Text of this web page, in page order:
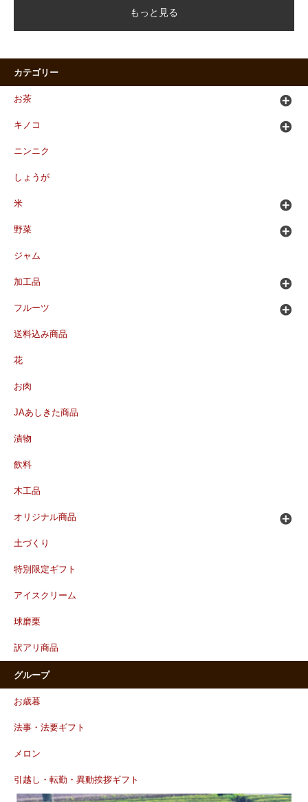
もっと見る
カテゴリー
お茶
キノコ
ニンニク
しょうが
米
野菜
ジャム
加工品
フルーツ
送料込み商品
花
お肉
JAあしきた商品
漬物
飲料
木工品
オリジナル商品
土づくり
特別限定ギフト
アイスクリーム
球磨栗
訳アリ商品
グループ
お歳暮
法事・法要ギフト
メロン
引越し・転勤・異動挨拶ギフト